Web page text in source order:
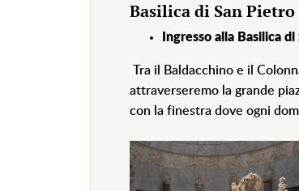
Basilica di San
Ingresso alla Basilica
Tra il Baldacchino e il
attraverseremo la grande
con la finestra dove ogni